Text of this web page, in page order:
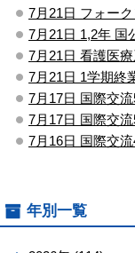
7月21日 フォー
7月21日 1,2年 国
7月21日 看護医
7月21日 1学期終
7月17日 国際交
7月17日 国際交流
7月16日 国際交流
年別一覧